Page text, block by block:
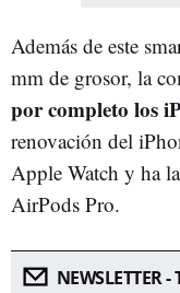
Además de este
mm de grosor, la
por completo los
renovación del
Apple Watch y ha
AirPods Pro.
NEWSLETTER